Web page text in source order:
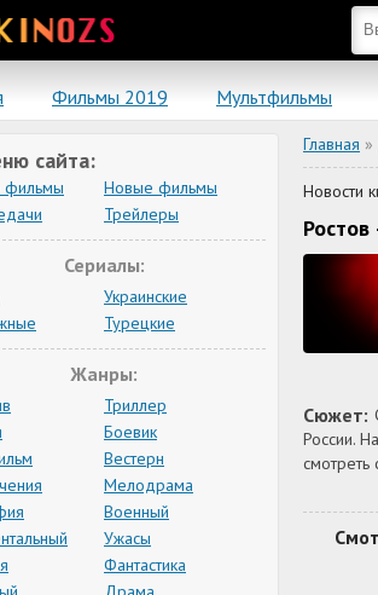
Фильмы 2019 Мультфильмы
Главная »
Новости
Сюжет:
России.
смотреть
сайта:
фильмы
Новые фильмы
Трейлеры
Сериалы:
Украинские
Турецкие
Жанры:
Триллер
Боевик
Вестерн
Мелодрама
Военный
Ужасы
Фантастика